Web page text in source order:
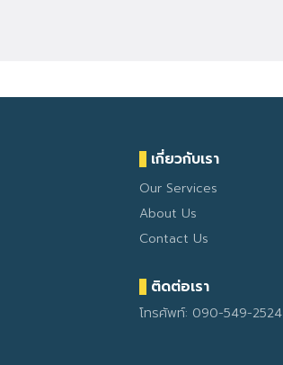
เกี่ยวกับเรา
Our Services
About Us
Contact Us
ติดต่อเรา
โทรศัพท์: 090-549-2524